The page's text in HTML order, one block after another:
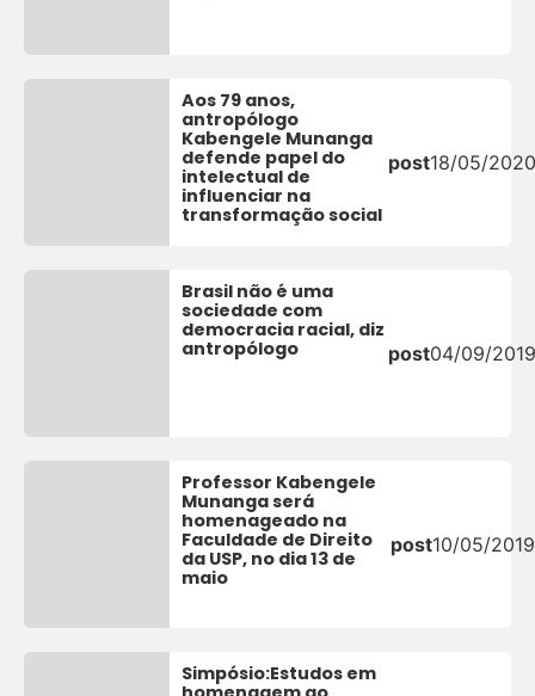
Aos 79 anos,
antropólogo
Kabengele Munanga
defende papel do
intelectual de
influenciar na
transformação social
post18/05/
Brasil não é uma
sociedade com
democracia racial, diz
antropólogo
post04/09/
Professor Kabengele
Munanga será
homenageado na
Faculdade de Direito
da USP, no dia 13 de
maio
post10/05/2019
Simpósio:Estudos em